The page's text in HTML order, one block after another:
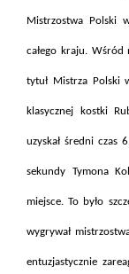
Mistrzostwa Polski
całego kraju. Wśród
tytuł Mistrza Polski
klasycznej kostki
uzyskał średni czas
sekundy Tymona
miejsce. To było
wygrywał
entuzjastycznie